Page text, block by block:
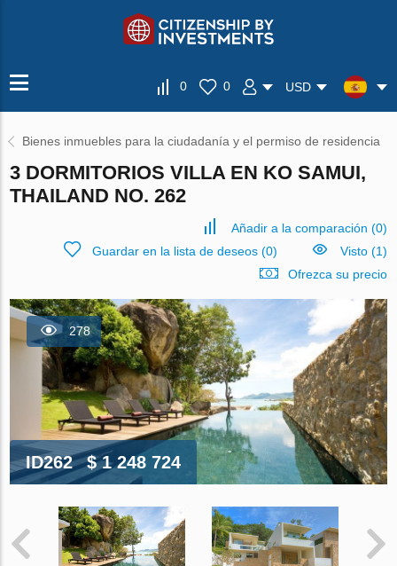
0 0 USD
Bienes inmuebles para la ciudadanía y el permiso de residencia
3 DORMITORIOS VILLA EN KO SAMUI,
THAILAND NO. 262
Añadir a la comparación (0)
Guardar en la lista de deseos(0)
Visto (1)
Ofrezca su precio
278
ID262 $ 1 248 724